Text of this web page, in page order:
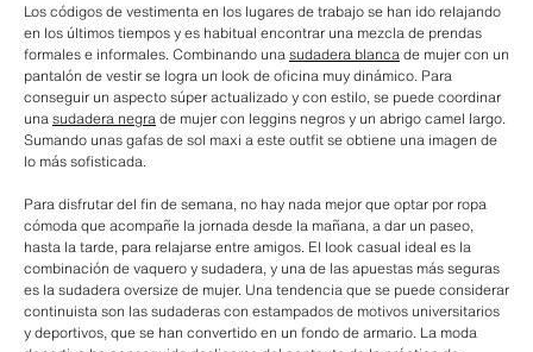
Los códigos de vestimenta en los lugares de trabajo se han ido relajando
en los últimos tiempos y es habitual encontrar una mezcla de prendas
formales e informales. Combinando unasudadera blancade mujer con un
pantalón de vestir se logra un look de oficina muy dinámico. Para
conseguir un aspecto súper actualizado y con estilo, se puede coordinar
unasudadera negrade mujer con leggins negros y un abrigo camel largo.
Sumando unas gafas de sol maxi a este outfit se obtiene una imagen de
lo más sofisticada.
Para disfrutar del fin de semana, no hay nada mejor que optar por ropa
cómoda que acompañe la jornada desde la mañana, a dar un paseo,
hasta la tarde, para relajarse entre amigos. El look casual ideal es la
combinación de vaquero y sudadera, y una de las apuestas más seguras
es la sudadera oversize de mujer. Una tendencia que se puede considerar
continuista son las sudaderas con estampados de motivos universitarios
y deportivos, que se han convertido en un fondo de armario. La moda